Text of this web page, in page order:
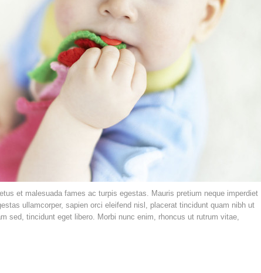
et malesuada fames ac turpis egestas. Mauris pretium neque imperdiet
ullamcorper, sapien orci eleifend nisl, placerat tincidunt quam nibh ut
sed, tincidunt eget libero. Morbi nunc enim, rhoncus ut rutrum vitae,